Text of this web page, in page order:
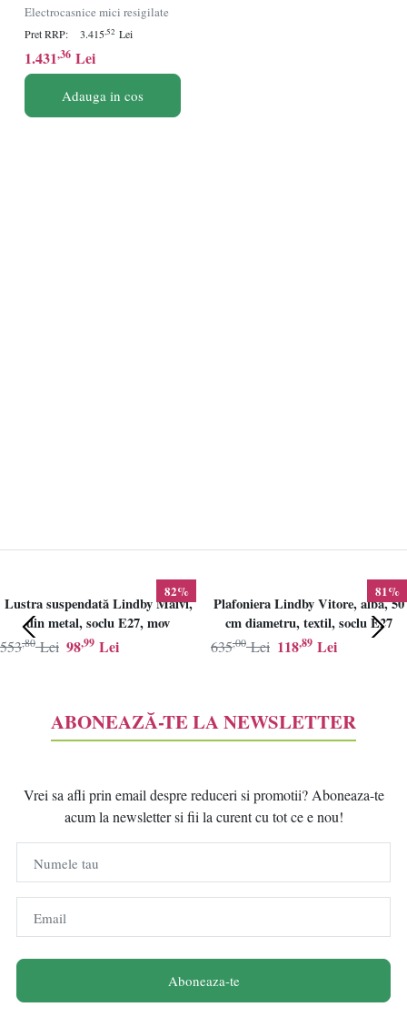
priza inclusa, design
ergonomic, negru - Verificat
B · Re-Bloom
Electrocasnice mici resigilate
Pret RRP: 3.415,52 Lei
1.431,36 Lei
Adauga in cos
82%
Lustra suspendată Lindby Maivi,
din metal, soclu E27, mov
98,99 Lei
553,80 Lei
81%
Plafoniera Lindby Vitore, alba, 50
cm diametru, textil, soclu E27
118,89 Lei
635,00 Lei
ABONEAZĂ-TE LA NEWSLETTER
Vrei sa afli prin email despre reduceri si promotii? Aboneaza-te
acum la newsletter si fii la curent cu tot ce e nou!
Numele tau
Email
Aboneaza-te